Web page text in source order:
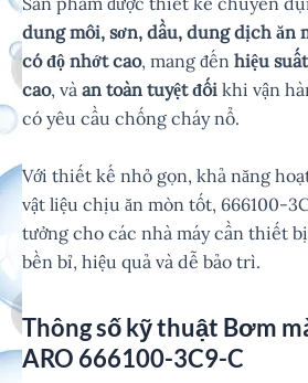
dung môi, sơn, dầu, dung dịch ăn
có độ nhớt cao, mang đến hiệu
cao, và an toàn tuyệt đối khi vận
có yêu cầu chống cháy nổ.
Với thiết kế nhỏ gọn, khả năng
vật liệu chịu ăn mòn tốt, 666100-
tưởng cho các nhà máy cần thiết
bền bỉ, hiệu quả và dễ bảo trì.
Thông số kỹ thuật Bơm
ARO 666100-3C9-C